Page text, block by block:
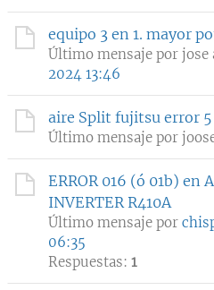
equipo 3 en 1. mayor
Último mensaje por jose
2024 13:46
aire Split fujitsu error 5
Último mensaje por
ERROR 016 (ó 01b) en
INVERTER R410A
Último mensaje por
06:35
Respuestas: 1